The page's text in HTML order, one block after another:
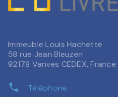
Immeuble Louis Hachette
58 rue Jean Bleuzen
92178 Vanves CEDEX, France
phone Téléphone